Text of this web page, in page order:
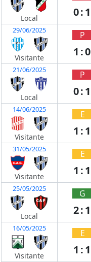
Local 0:1
29/06/2025
Visitante
P
1:0
21/06/2025
Local
P
0:1
14/06/2025
Visitante
E
1:1
31/05/2025
Visitante
E
1:1
25/05/2025
Local
G
2:1
16/05/2025
Visitante
E
1:1